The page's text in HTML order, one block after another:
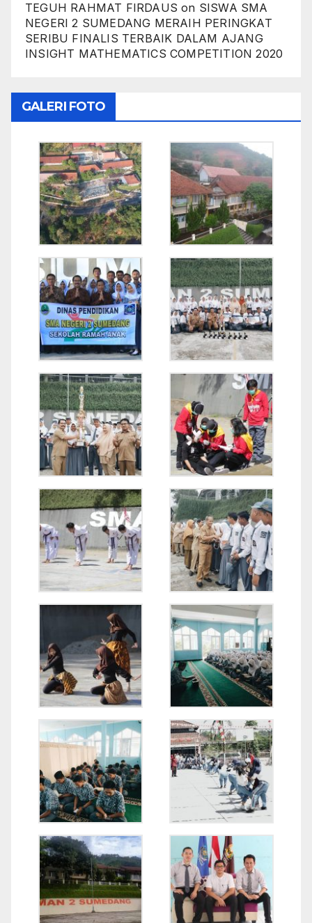
TEGUH RAHMAT FIRDAUS on SISWA SMA
NEGERI 2 SUMEDANG MERAIH PERINGKAT
SERIBU FINALIS TERBAIK DALAM AJANG
INSIGHT MATHEMATICS COMPETITION 2020
GALERI FOTO